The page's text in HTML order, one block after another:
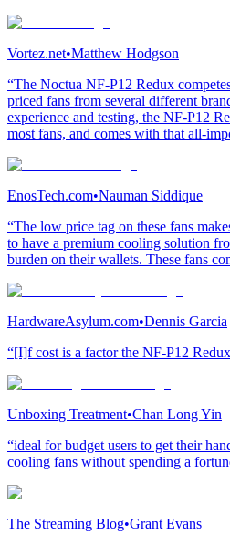
Vortez.net•Matthew Hodgson
“The Noctua NF-P12 Redux
priced fans from several different
experience and testing, the NF-P12
most fans, and comes with that all-
EnosTech.com•Nauman Siddique
“The low price tag on these fans
to have a premium cooling solution
burden on their wallets. These fans
HardwareAsylum.com•Dennis Garcia
“[I]f cost is a factor the NF-P12
Unboxing Treatment•Chan Long Yin
“ideal for budget users to get their
cooling fans without spending a
The Streaming Blog•Grant Evans